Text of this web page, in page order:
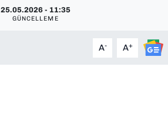
25.05.2026 - 11:35
GÜNCELLEME
A- A+